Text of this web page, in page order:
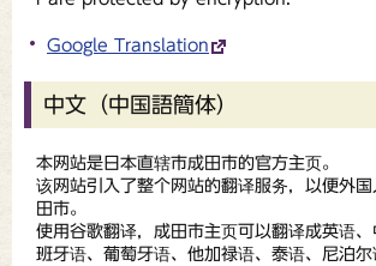
Google Translation
中文（中国語簡体）
本网站是日本直辖市成田市的官方主页。
该网站引入了整个网站的翻译服务，以便外
田市。
使用谷歌翻译，成田市主页可以翻译成英语
班牙语、葡萄牙语、他加禄语、泰语、尼泊